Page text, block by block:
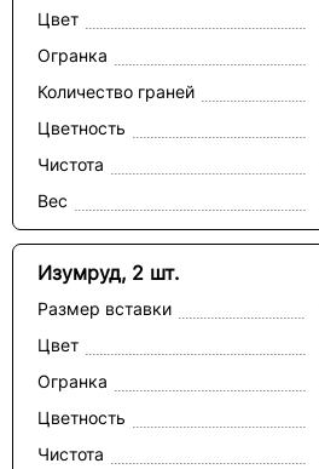
Цвет
Огранка
Количество граней
Цветность
Чистота
Вес
Изумруд, 2 шт.
Размер вставки
Цвет
Огранка
Цветность
Чистота